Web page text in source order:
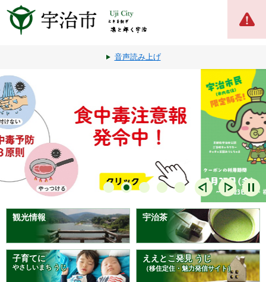
で
す
。
ば
し
て
本
文
へ
音声読み上げ
観光情報 宇治茶
子育てに
やさしいまち うじ
ええとこ発見 うじ
（移住定住・魅力発信サイト）